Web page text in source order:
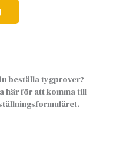
beställa tygprover?
här för att komma till